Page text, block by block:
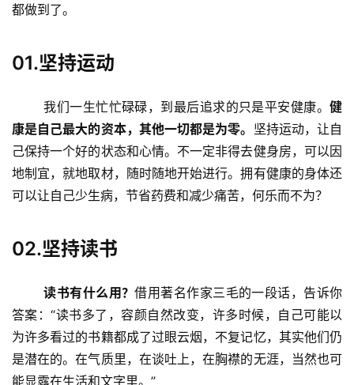
都做到了。
01.坚持运动
	我们一生忙忙碌碌，到最后追求的只是平安健康。
健
康是自己最大的资本，其他一切都是为零。 坚持运动，让自
己保持一个好的状态和心情。不一定非得去健身房，可以因
地制宜，就地取材，随时随地开始进行。拥有健康的身体还
可以让自己少生病，节省药费和减少痛苦，何乐而不为？
02.坚持读书
读书有什么用？借用著名作家三毛的一段话，告诉你
答案：“读书多了，容颜自然改变，许多时候，自己可能以
为许多看过的书籍都成了过眼云烟，不复记忆，其实他们仍
是潜在的。在气质里，在谈吐上，在胸襟的无涯，当然也可
能显露在生活和文字里。”